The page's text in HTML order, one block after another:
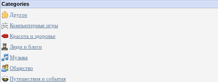
Categories
Другое
Компьютерные игры
Красота и здоровье
Люди и блоги
Музыка
Общество
Путешествия и события